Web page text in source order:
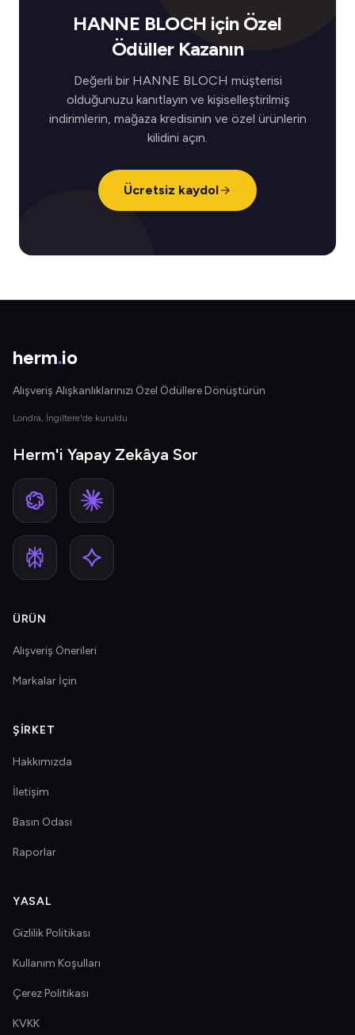
HANNE BLOCH için Özel
Ödüller Kazanın
Değerli bir HANNE BLOCH müşterisi
olduğunuzu kanıtlayın ve kişiselleştirilmiş
indirimlerin, mağaza kredisinin ve özel ürünlerin
kilidini açın.
Ücretsiz kaydol
herm.io
Alışveriş Alışkanlıklarınızı Özel Ödüllere Dönüştürün
Londra, İngiltere'de kuruldu
Herm'i Yapay Zekâya Sor
ÜRÜN
Alışveriş Önerileri
Markalar İçin
ŞIRKET
Hakkımızda
İletişim
Basın Odası
Raporlar
YASAL
Gizlilik Politikası
Kullanım Koşulları
Çerez Politikası
KVKK